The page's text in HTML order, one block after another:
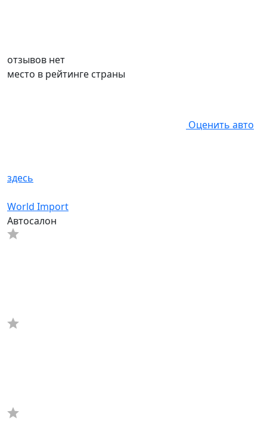
отзывов нет
место в рейтинге страны
Оценить авто
здесь
World Import
Автосалон